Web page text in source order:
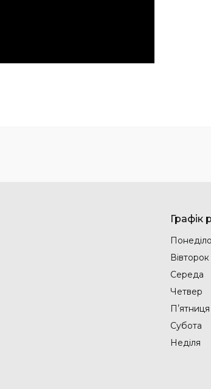
Графік
Вівторок
Середа
Четвер
Пʼятниця
Субота
Неділя